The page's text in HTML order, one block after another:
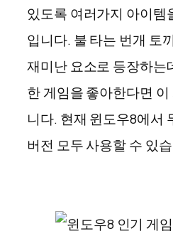
있도록 여러가지 아이템
입니다. 불 타는 번개 토
재미난 요소로 등장하는
한 게임을 좋아한다면
니다. 현재 윈도우8에서
버전 모두 사용할 수 있